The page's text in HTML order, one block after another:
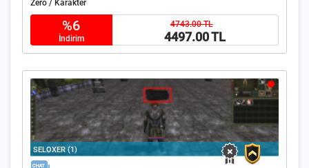
Zero / Karakter
%6
İndirim
4743.00 TL
4497.00 TL
SELOXER (1)